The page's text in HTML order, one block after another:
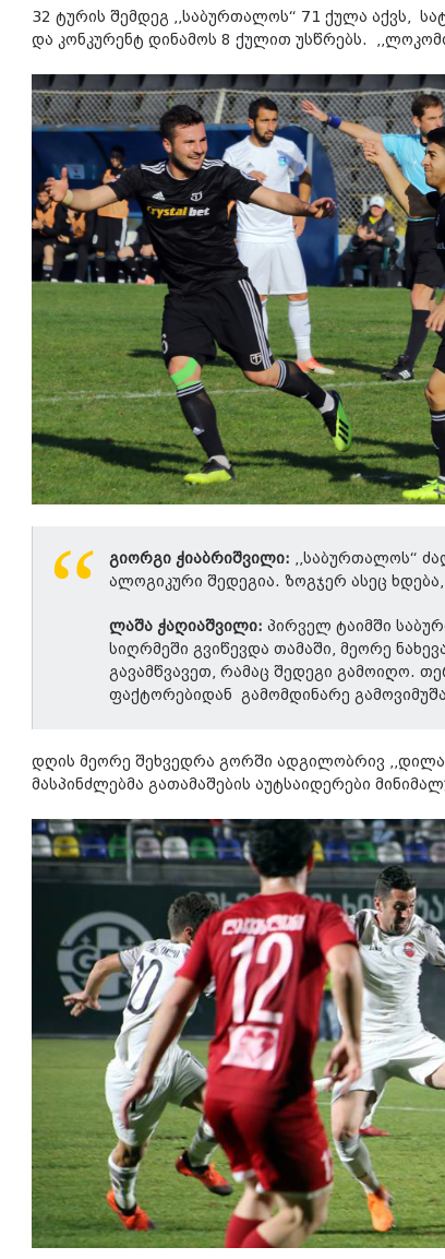
32 ტურის შემდეგ ,,საბურთალოს“ 71 ქულა აქვს,
და კონკურენტ დინამოს 8 ქულით უსწრებს.
გიორგი ჭიაბრიშვილი: ,,საბურთალოს“
ალოგიკური შედეგია. ზოგჯერ ასეც
ლაშა ჭაღიაშვილი: პირველ ტაიმში
სიღრმეში გვიწევდა თამაში, მეორე
გავამწვავეთ, რამაც შედეგი გამოიღო.
ფაქტორებიდან გამომდინარე
დღის მეორე შეხვედრა გორში ადგილობრივ
მასპინძლებმა გათამაშების აუტსაიდერები